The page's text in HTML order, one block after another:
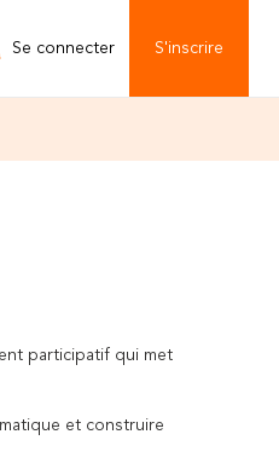
S'inscrire
Se connecter
participatif qui met
et construire